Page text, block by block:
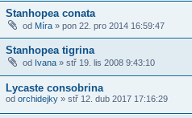
Stanhopea conata
od Míra » pon 22. pro 2014 16:59:47
Stanhopea tigrina
od Ivana » stř 19. lis 2008 9:43:10
Lycaste consobrina
od orchidejky » stř 12. dub 2017 17:16:29